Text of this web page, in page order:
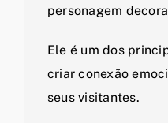
personagem
Ele é um dos
criar conexão
seus visitantes.